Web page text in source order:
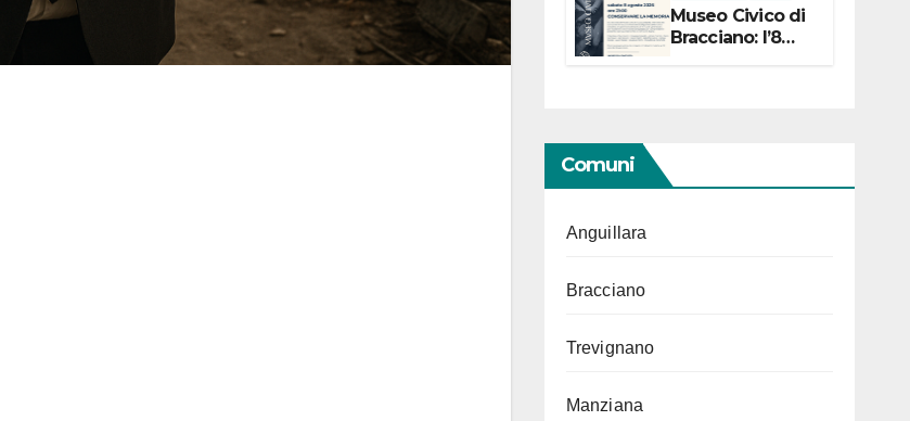
Museo Civico di
Bracciano: l’8
Comuni
Anguillara
Bracciano
Trevignano
Manziana